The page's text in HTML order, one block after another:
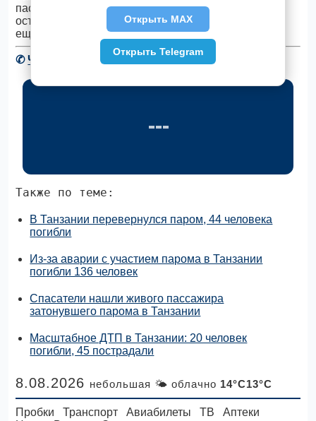
пассажирский паром. Паром перевернулся между
островами Укара и Укереве. Причину катастрофы
еще устанавливают.
✆Читать новости Хабаровска в Telegram
Также по теме:
В Танзании перевернулся паром, 44 человека
погибли
Из-за аварии с участием парома в Танзании
погибли 136 человек
Спасатели нашли живого пассажира
затонувшего парома в Танзании
Масштабное ДТП в Танзании: 20 человек
погибли, 45 пострадали
Открыть MAX
Открыть Telegram
8.08.2026 небольшая 🌤 облачно 14°C13°C
Пробки Транспорт Авиабилеты ТВ
Аптеки